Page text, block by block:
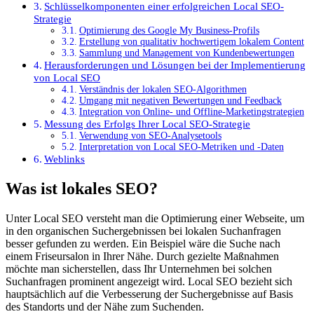
Schlüsselkomponenten einer erfolgreichen Local SEO-
Strategie
Optimierung des Google My Business-Profils
Erstellung von qualitativ hochwertigem lokalem Content
Sammlung und Management von Kundenbewertungen
Herausforderungen und Lösungen bei der Implementierung
von Local SEO
Verständnis der lokalen SEO-Algorithmen
Umgang mit negativen Bewertungen und Feedback
Integration von Online- und Offline-Marketingstrategien
Messung des Erfolgs Ihrer Local SEO-Strategie
Verwendung von SEO-Analysetools
Interpretation von Local SEO-Metriken und -Daten
Weblinks
Was ist lokales SEO?
Unter Local SEO versteht man die Optimierung einer Webseite, um
in den organischen Suchergebnissen bei lokalen Suchanfragen
besser gefunden zu werden. Ein Beispiel wäre die Suche nach
einem Friseursalon in Ihrer Nähe. Durch gezielte Maßnahmen
möchte man sicherstellen, dass Ihr Unternehmen bei solchen
Suchanfragen prominent angezeigt wird. Local SEO bezieht sich
hauptsächlich auf die Verbesserung der Suchergebnisse auf Basis
des Standorts und der Nähe zum Suchenden.